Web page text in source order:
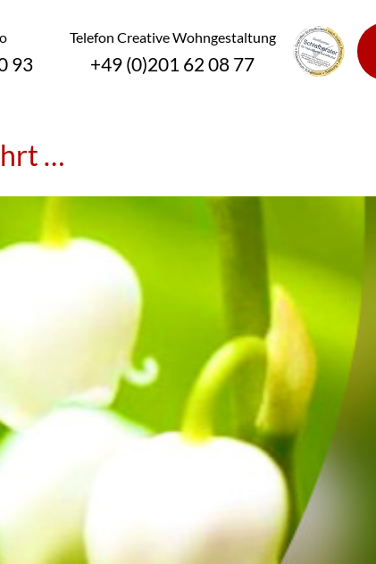
93
Telefon Creative Wohngestaltung
+49 (0)201 62 08 77
…